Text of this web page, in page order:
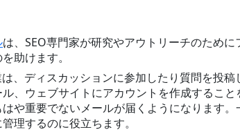
は、SEO専門家が研究やアウトリーチのため
助けます。
は、ディスカッションに参加したり質問を投
、ウェブサイトにアカウントを作成するこ
や重要でないメールが届くようになります
理するのに役立ちます。